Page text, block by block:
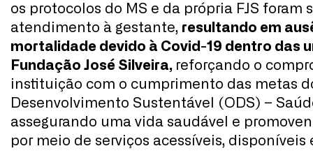
os protocolos do MS e da própria FJS foram
atendimento à gestante, resultando em
mortalidade devido à Covid-19 dentro das
Fundação José Silveira, reforçando o
instituição com o cumprimento das metas
Desenvolvimento Sustentável (ODS) –
assegurando uma vida saudável e
por meio de serviços acessíveis, disponíveis
CADASTRE-SE
receba notícias da Fundação José